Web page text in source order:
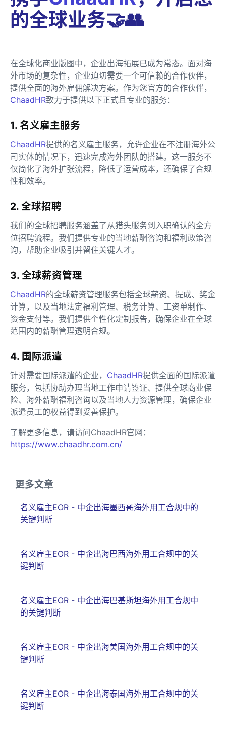
的全球业务🤝👥
在全球化商业版图中，企业出海拓展已成为常态。面对海
外市场的复杂性，企业迫切需要一个可信赖的合作伙伴，
提供全面的海外雇佣解决方案。作为您官方的合作伙伴，
ChaadHR致力于提供以下正式且专业的服务：
1. 名义雇主服务
ChaadHR提供的名义雇主服务，允许企业在不注册海外公
司实体的情况下，迅速完成海外团队的搭建。这一服务不
仅简化了海外扩张流程，降低了运营成本，还确保了合规
性和效率。
2. 全球招聘
我们的全球招聘服务涵盖了从猎头服务到入职确认的全方
位招聘流程。我们提供专业的当地薪酬咨询和福利政策咨
询，帮助企业吸引并留住关键人才。
3. 全球薪资管理
ChaadHR的全球薪资管理服务包括全球薪资、提成、奖金
计算，以及当地法定福利管理、税务计算、工资单制作、
资金支付等。我们提供个性化定制报告，确保企业在全球
范围内的薪酬管理透明合规。
4. 国际派遣
针对需要国际派遣的企业， ChaadHR提供全面的国际派遣
服务，包括协助办理当地工作申请签证、提供全球商业保
险、海外薪酬福利咨询以及当地人力资源管理，确保企业
派遣员工的权益得到妥善保护。
了解更多信息，请访问ChaadHR官网：
https://www.chaadhr.com.cn/
更多文章
名义雇主EOR - 中企出海墨西哥海外用工合规中的
关键判断
名义雇主EOR - 中企出海巴西海外用工合规中的关
键判断
名义雇主EOR - 中企出海巴基斯坦海外用工合规中
的关键判断
名义雇主EOR - 中企出海美国海外用工合规中的关
键判断
名义雇主EOR - 中企出海泰国海外用工合规中的关
键判断